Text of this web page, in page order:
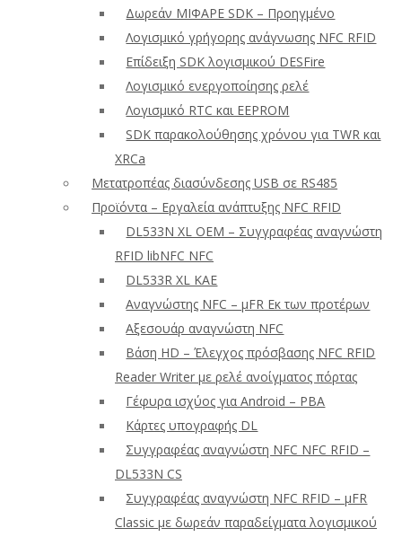
Δωρεάν ΜΙΦΑΡΕ SDK – Προηγμένο
Λογισμικό γρήγορης ανάγνωσης NFC RFID
Επίδειξη SDK λογισμικού DESFire
Λογισμικό ενεργοποίησης ρελέ
Λογισμικό RTC και EEPROM
SDK παρακολούθησης χρόνου για TWR και
XRCa
Μετατροπέας διασύνδεσης USB σε RS485
Προϊόντα – Εργαλεία ανάπτυξης NFC RFID
DL533N XL OEM – Συγγραφέας αναγνώστη
RFID libNFC NFC
DL533R XL ΚΑΕ
Αναγνώστης NFC – μFR Εκ των προτέρων
Αξεσουάρ αναγνώστη NFC
Βάση HD – Έλεγχος πρόσβασης NFC RFID
Reader Writer με ρελέ ανοίγματος πόρτας
Γέφυρα ισχύος για Android – PBA
Κάρτες υπογραφής DL
Συγγραφέας αναγνώστη NFC NFC RFID –
DL533N CS
Συγγραφέας αναγνώστη NFC RFID – μFR
Classic με δωρεάν παραδείγματα λογισμικού